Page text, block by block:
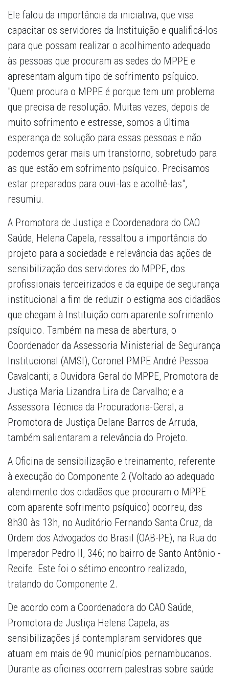
Ele falou da importância da iniciativa, que visa
capacitar os servidores da Instituição e qualificá-los
para que possam realizar o acolhimento adequado
às pessoas que procuram as sedes do MPPE e
apresentam algum tipo de sofrimento psíquico.
"Quem procura o MPPE é porque tem um problema
que precisa de resolução. Muitas vezes, depois de
muito sofrimento e estresse, somos a última
esperança de solução para essas pessoas e não
podemos gerar mais um transtorno, sobretudo para
as que estão em sofrimento psíquico. Precisamos
estar preparados para ouvi-las e acolhê-las",
resumiu.
A Promotora de Justiça e Coordenadora do CAO
Saúde, Helena Capela, ressaltou a importância do
projeto para a sociedade e relevância das ações de
sensibilização dos servidores do MPPE, dos
profissionais terceirizados e da equipe de segurança
institucional a fim de reduzir o estigma aos cidadãos
que chegam à Instituição com aparente sofrimento
psíquico. Também na mesa de abertura, o
Coordenador da Assessoria Ministerial de Segurança
Institucional (AMSI), Coronel PMPE André Pessoa
Cavalcanti; a Ouvidora Geral do MPPE, Promotora de
Justiça Maria Lizandra Lira de Carvalho; e a
Assessora Técnica da Procuradoria-Geral, a
Promotora de Justiça Delane Barros de Arruda,
também salientaram a relevância do Projeto.
A Oficina de sensibilização e treinamento, referente
à execução do Componente 2 (Voltado ao adequado
atendimento dos cidadãos que procuram o MPPE
com aparente sofrimento psíquico) ocorreu, das
8h30 às 13h, no Auditório Fernando Santa Cruz, da
Ordem dos Advogados do Brasil (OAB-PE), na Rua do
Imperador Pedro II, 346; no bairro de Santo Antônio -
Recife. Este foi o sétimo encontro realizado,
tratando do Componente 2.
De acordo com a Coordenadora do CAO Saúde,
Promotora de Justiça Helena Capela, as
sensibilizações já contemplaram servidores que
atuam em mais de 90 municípios pernambucanos.
Durante as oficinas ocorrem palestras sobre saúde